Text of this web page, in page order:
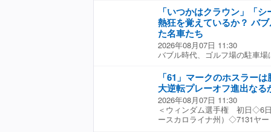
芝が長くボールが沈みやすい
寝たモデルを使用する選手も
っている場合、3.5度とか4度
感覚を変えたくないので、ま
ずにタッチの合うパターを投
グリーン用を普段から持ち歩
があってもいいが、なかなか
「同じ道具でもアドレスから
を入れるだけでもOKです。ボ
いボールを打てるようになる
があって、カップに届くよう
るだけなら、簡単にできそう
ングでした。一方、今のトッ
スイングで胸の中心とボール
く。これが「圧縮」です。久
の圧縮の動きがとても明確に
傾が深く、トップでもボール
さらにボールへ近づきながら
トの度合いが強くなります。
因です。ドライバーではネガ
んが、世界のトッププロはド
え、その弾道でボールをコン
す。体のエネルギーをボール
ば、圧縮こそが最も効率的な
「いつかはクラウン」「
熱狂を覚えているか？ バ
た名車たち
2026年08月07日 11:30
バブル時代、ゴルフ場の駐車
さらで、高級車ばかりが並ん
も大きく進化して、豪華装備
いだった。そんなバブルのゴ
【写真】今なおシーマに夢中
万km走らせた「愛車」を見る
ーと言えばなにはともあれ、
「61」マークのホスラー
大逆転プレーオフ進出なる
2026年08月07日 11:30
＜ウィンダム選手権 初日◇6
ースカロライナ州）◇7131ヤ